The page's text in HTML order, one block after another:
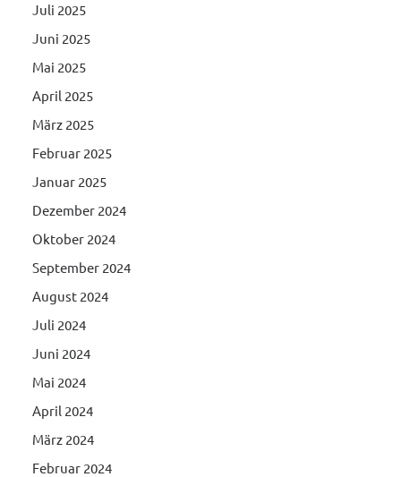
Juli 2025
Juni 2025
Mai 2025
April 2025
März 2025
Februar 2025
Januar 2025
Dezember 2024
Oktober 2024
September 2024
August 2024
Juli 2024
Juni 2024
Mai 2024
April 2024
März 2024
Februar 2024